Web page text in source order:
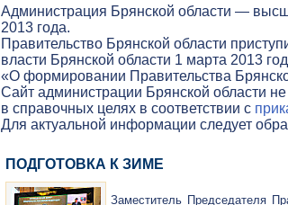
Администрация Брянской области —
2013 года.
Правительство Брянской области
власти Брянской области 1 марта 2013
«О формировании Правительства
Cайт администрации Брянской области
в справочных целях в соответствии с
Для актуальной информации следует
ПОДГОТОВКА К ЗИМЕ
Заместитель Председателя